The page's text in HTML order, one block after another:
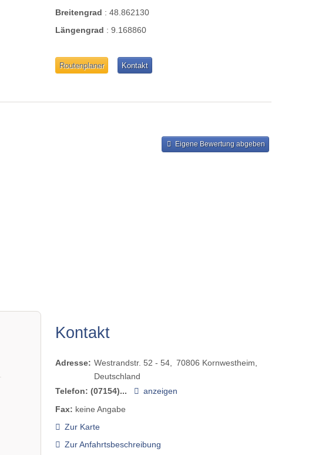
Breitengrad :48.862130
Längengrad :9.168860
Routenplaner Kontakt
Eigene Bewertung abgeben
Kontakt
Adresse: Westrandstr. 52 - 54 70806 Kornwestheim
Deutschland
Telefon: (07154)...
anzeigen
Fax: keine Angabe
Zur Karte
Zur Anfahrtsbeschreibung